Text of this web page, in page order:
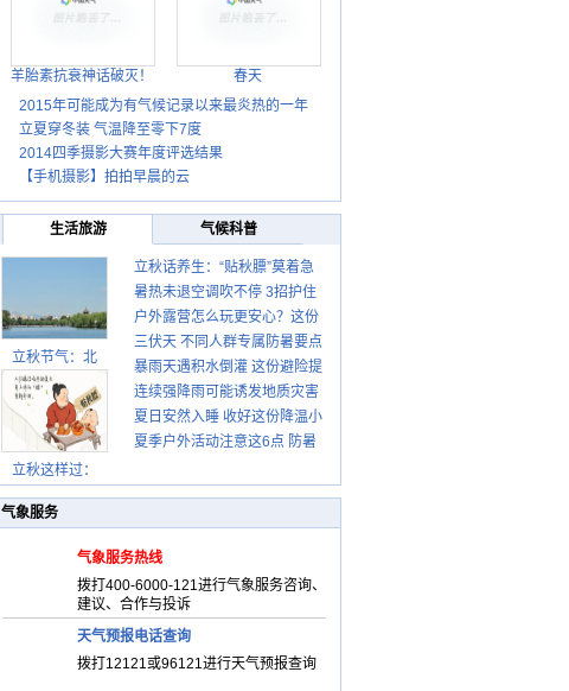
羊胎素抗衰神话破灭！
春天
2015年可能成为有气候记录以来最炎热的一年
立夏穿冬装 气温降至零下7度
2014四季摄影大赛年度评选结果
【手机摄影】拍拍早晨的云
生活旅游 气候科普
立秋节气：北
立秋这样过：
立秋话养生：“贴秋膘”莫着急
先清暑再防燥
暑热未退空调吹不停 3招护住
肩颈不酸痛
户外露营怎么玩更安心？这份
攻略请收好
三伏天 不同人群专属防暑要点
请收好
暴雨天遇积水倒灌 这份避险提
示请收好
连续强降雨可能诱发地质灾害
这些前兆要知道
夏日安然入睡 收好这份降温小
贴士
夏季户外活动注意这6点 防暑
气象服务
气象服务热线
拨打400-6000-121进行气象服务咨询、
建议、合作与投诉
天气预报电话查询
拨打12121或96121进行天气预报查询